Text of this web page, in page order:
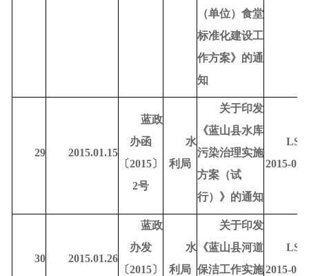
（单位）食堂
标准化建设工
作方案》的通
知
29 2015.01.15
蓝政
办函
〔2015〕
2号
水
利局
关于印发
《蓝山县水库
污染治理实施
方案（试
行）》的通知
2015-
30 2015.01.26
蓝政
办发
〔2015〕
水
利局
关于印发
《蓝山县河道
保洁工作实施2015-